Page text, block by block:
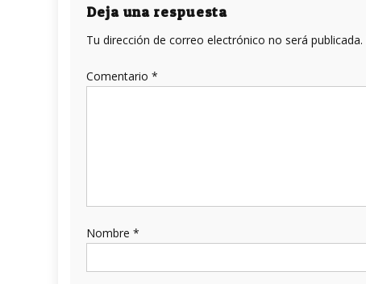
Deja una respuesta
Tu dirección de correo electrónico no será publicada.
Comentario *
Nombre *